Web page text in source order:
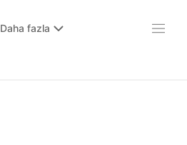
Daha fazla